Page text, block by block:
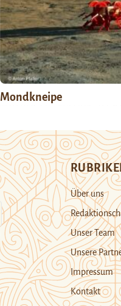
Mondkneipe
Über uns
Unser Team
Unsere
Impressum
Kontakt